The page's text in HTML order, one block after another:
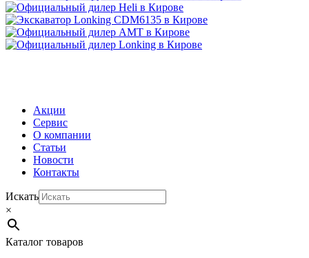
Акции
Сервис
О компании
Статьи
Новости
Контакты
Искать
×
Каталог товаров